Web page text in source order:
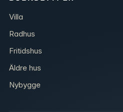
Villa
Radhus
Fritidshus
Äldre hus
Nybygge